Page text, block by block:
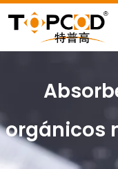
orgánicos